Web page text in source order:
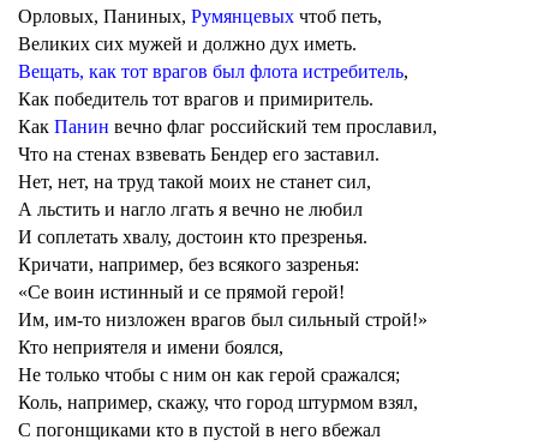
Орловых, Паниных, Румянцевых чтоб петь,
Великих сих мужей и должно дух иметь.
Вещать, как тот врагов был флота истребитель,
Как победитель тот врагов и примиритель.
Как Панин вечно флаг российский тем прославил,
Что на стенах взвевать Бендер его заставил.
Нет, нет, на труд такой моих не станет сил,
А льстить и нагло лгать я вечно не любил
И соплетать хвалу, достоин кто презренья.
Кричати, например, без всякого зазренья:
«Се воин истинный и се прямой герой!
Им, им-то низложен врагов был сильный строй!»
Кто неприятеля и имени боялся,
Не только чтобы с ним он как герой сражался;
Коль, например, скажу, что город штурмом взял,
С погонщиками кто в пустой в него вбежал